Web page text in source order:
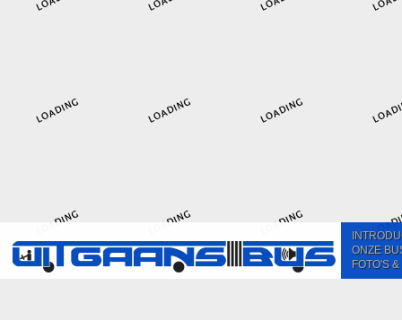
ONZE
FOTO'S